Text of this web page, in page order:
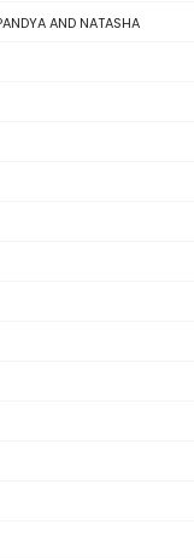
AND NATASHA